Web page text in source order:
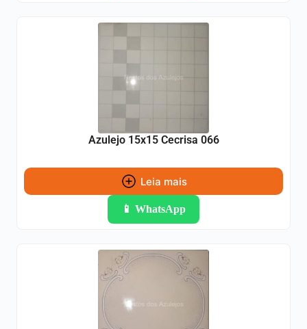
Azulejo 15x15 Cecrisa 066
Leia mais
📱 WhatsApp